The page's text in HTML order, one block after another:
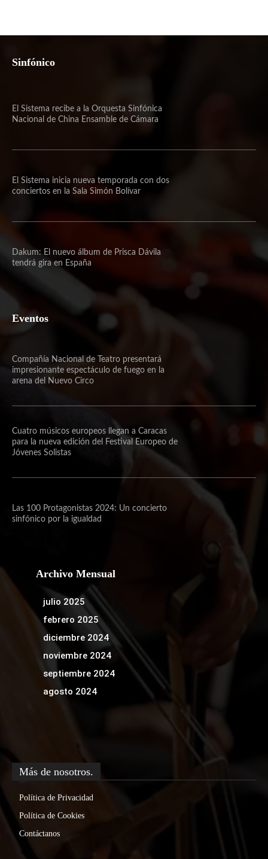
Sinfónico
El Sistema recibe a la Orquesta Sinfónica
Nacional de China Ensamble de Cámara
El Sistema inicia nueva temporada con dos
conciertos en la Sala Simón Bolívar
Dakum: El nuevo álbum de Prisca Dávila
tendrá gira en España
Eventos
Compañía Nacional de Teatro presentará
impresionante espectáculo de fuego en la
arena del Nuevo Circo
Cuatro músicos europeos llegan a Caracas
para la nueva edición del Festival Europeo de
Jóvenes Solistas
Las 100 Protagonistas 2024: Un concierto
sinfónico por la igualdad
Archivo Mensual
julio 2025
febrero 2025
diciembre 2024
noviembre 2024
septiembre 2024
agosto 2024
Más de nosotros.
Política de Privacidad
Política de Cookies
Contáctanos